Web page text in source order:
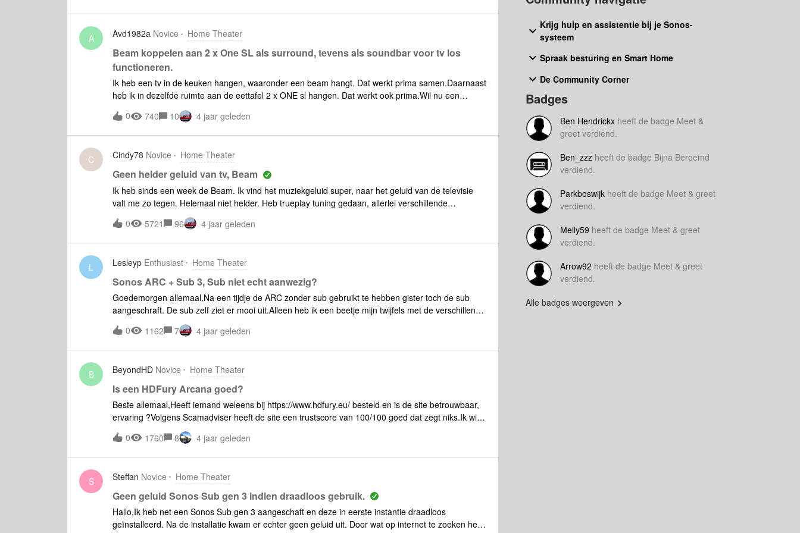
A Avd1982a Novice Home Theater
Beam koppelen aan 2 x One SL als surround, tevens als soundbar voor tv los
functioneren.
Ik heb een tv in de keuken hangen, waaronder een beam hangt. Dat werkt prima samen.Daarnaast
heb ik in dezelfde ruimte aan de eettafel 2 x ONE sl hangen. Dat werkt ook prima.Wil nu een
opstelling creëren waarbij :de beam alleen met de tv communiceert (setting 1) de 2 x one sl met
elkaar communiceren (setting 2) alles tegelijk functioneert als ik muziek afspeel (setting 3), maar
niet wanneer ik bijvoorbeeld nieuws op de tv kijk dan wil ik alleen de beam horen (setting 4?)
0 740 10 4 jaar geleden
C Cindy78 Novice Home Theater
Geen helder geluid van tv, Beam
Ik heb sinds een week de Beam. Ik vind het muziekgeluid super, naar het geluid van de televisie
valt me zo tegen. Helemaal niet helder. Heb trueplay tuning gedaan, allerlei verschillende
instellingen bij EQ geprobeerd, maar ben eigenlijk nog niet tevreden. Hebben jullie nog tips wat
betreft instellingen, misschien op de tv (Samsung) zelf of nog iets op de beam wat ik anders kan
instellen?
0 5721 96 4 jaar geleden
L Lesleyp Enthusiast Home Theater
Sonos ARC + Sub 3, Sub niet echt aanwezig?
Goedemorgen allemaal,Na een tijdje de ARC zonder sub gebruikt te hebben gister toch de sub
aangeschraft. De sub zelf ziet er mooi uit.Alleen heb ik een beetje mijn twijfels met de verschillen
met en zonder sub.Gister via Spotify wat muziek afgespeelt keer sub aan...sub uit... lijkt wel wat
verschil te horen... maar in mijn ogen geen wereld van verschil.Nu keek mijn zoontje Netflix, filmpje
met wat spannende momenten en hoorde wel.wat was, maar als ik de sub uitzet merk ik eigelijk
echt verschil voor dat geld)Ben benieuwd naar jullie tips en ervaring.
0 1162 7 4 jaar geleden
B BeyondHD Novice Home Theater
Is een HDFury Arcana goed?
Beste allemaal,Heeft iemand weleens bij https://www.hdfury.eu/ besteld en is de site betrouwbaar,
ervaring ?Volgens Scamadviser heeft de site een trustscore van 100/100 goed dat zegt niks.Ik wil
graag een HDFury Arcana bestellen voor mijn Sonos Beam Gen2, webshopchecker meld dat
het domein langer dat 4 jaar maar kan geen reviews vinden.Graag jullie advies/hulp hierin.
0 1760 8 4 jaar geleden
S Steffan Novice Home Theater
Geen geluid Sonos Sub gen 3 indien draadloos gebruik.
Hallo,Ik heb net een Sonos Sub gen 3 aangeschaft en deze in eerste instantie draadloos
geïnstalleerd. Na de installatie kwam er echter geen geluid uit. Door wat op internet te zoeken heb
Krijg hulp en assistentie bij je Sonos-
systeem
Spraak besturing en Smart Home
De Community Corner
Badges
Ben Hendrickx heeft de badge Meet &
greet verdiend.
Ben_zzz heeft de badge Bijna Beroemd
verdiend.
Parkboswijk heeft de badge Meet & greet
verdiend.
Melly59 heeft de badge Meet & greet
verdiend.
Arrow92 heeft de badge Meet & greet
verdiend.
Alle badges weergeven